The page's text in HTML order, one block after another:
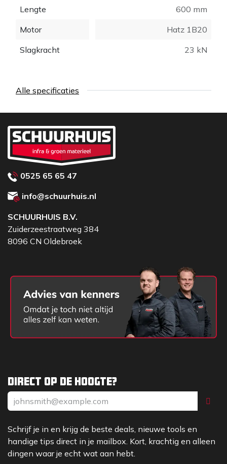
Lengte
600 mm
Motor
Hatz 1B20
Slagkracht
23 kN
Alle specificaties
Direct op de hoogte?
Schrijf je in en krijg de beste deals, nieuwe tools en
handige tips direct in je mailbox. Kort, krachtig en alleen
dingen waar je echt wat aan hebt.
0525 65 65 47
info@schuurhuis.nl
SCHUURHUIS B.V.
Zuiderzeestraatweg 384
8096 CN Oldebroek